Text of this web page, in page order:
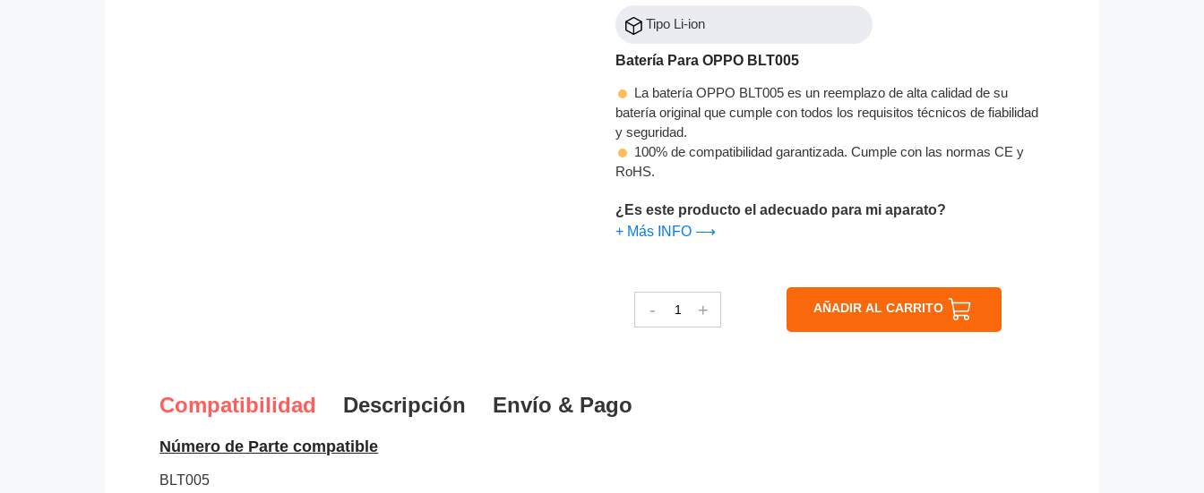
Tipo Li-ion
Batería Para OPPO BLT005
La batería OPPO BLT005 es un reemplazo de alta calidad de su
batería original que cumple con todos los requisitos técnicos de fiabilidad
y seguridad.
100% de compatibilidad garantizada. Cumple con las normas CE y
RoHS.
¿Es este producto el adecuado para mi aparato?
+ Más INFO ⟶
- + AÑADIR AL CARRITO
Compatibilidad Descripción Envío & Pago
Número de Parte compatible
BLT005